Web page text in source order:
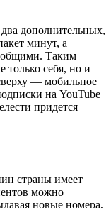
дополнительных,
минут, а
общими. Таким
только себя, но и
— мобильное
на YouTube
придется
страны имеет
можно
новые номера,